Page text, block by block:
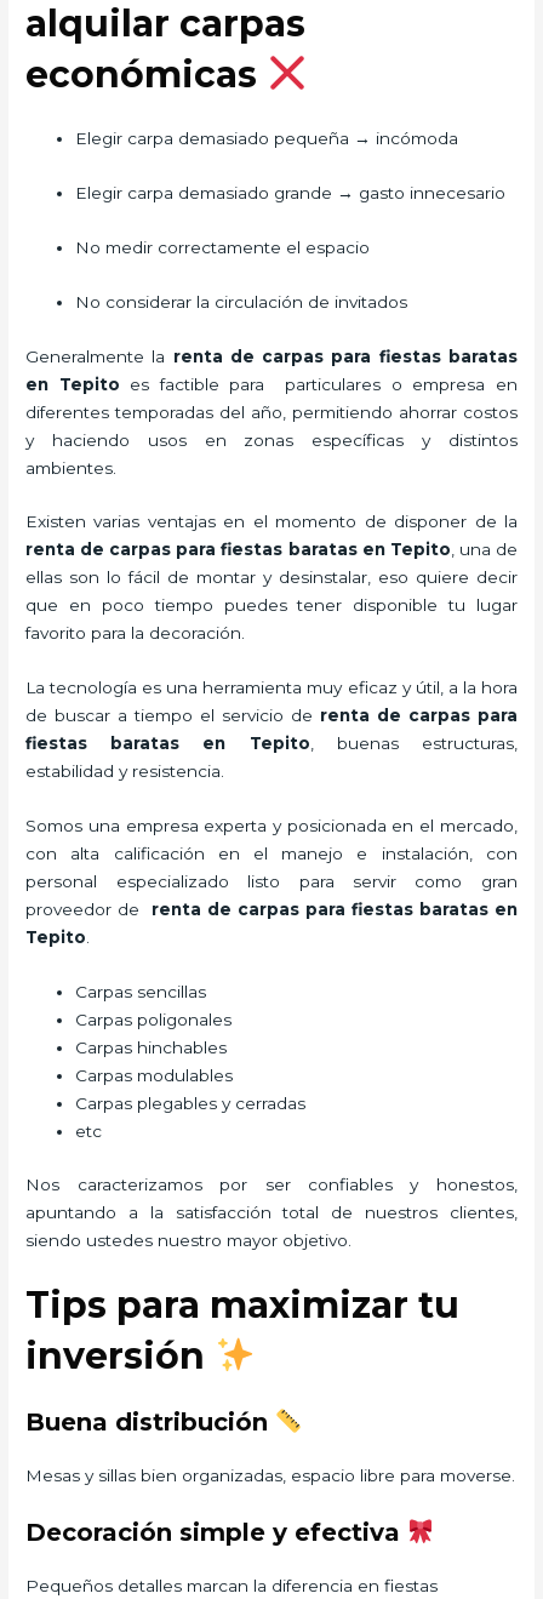
alquilar carpas
económicas
Elegir carpa demasiado pequeña → incómoda
Elegir carpa demasiado grande → gasto innecesario
No medir correctamente el espacio
No considerar la circulación de invitados
Generalmente la renta de carpas para fiestas baratas
en Tepito es factible para particulares o empresa en
diferentes temporadas del año, permitiendo ahorrar costos
y haciendo usos en zonas específicas y distintos
ambientes.
Existen varias ventajas en el momento de disponer de la
renta de carpas para fiestas baratas en Tepito, una de
ellas son lo fácil de montar y desinstalar, eso quiere decir
que en poco tiempo puedes tener disponible tu lugar
favorito para la decoración.
La tecnología es una herramienta muy eficaz y útil, a la hora
de buscar a tiempo el servicio de renta de carpas para
fiestas baratas en Tepito, buenas estructuras,
estabilidad y resistencia.
Somos una empresa experta y posicionada en el mercado,
con alta calificación en el manejo e instalación, con
personal especializado listo para servir como gran
proveedor de renta de carpas para fiestas baratas en
Tepito
Carpas sencillas
Carpas poligonales
Carpas hinchables
Carpas modulables
Carpas plegables y cerradas
etc
Nos caracterizamos por ser confiables y honestos,
apuntando a la satisfacción total de nuestros clientes,
siendo ustedes nuestro mayor objetivo.
Tips para maximizar tu
inversión
Buena distribución
Mesas y sillas bien organizadas, espacio libre para moverse.
Decoración simple y efectiva
Pequeños detalles marcan la diferencia en fiestas